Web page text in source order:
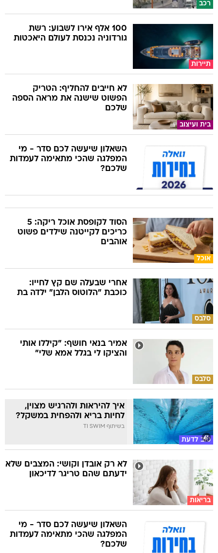
רכב
תיירות
100 אלף אירו לשבוע: רשת
גורדוניה נכנסת לעולם היאכטות
בית ועיצוב
לא חייבים להחליף: הטריק
הפשוט שישנה את מראה הספה
שלכם
השאלון שיעשה לכם סדר - מי
המפלגה שהכי מתאימה לעמדות
שלכם?
אוכל
הסוד לקופסת אוכל ריקה: 5
כריכים לקייטנה שילדים פשוט
אוהבים
סלבס
אחרי שבעלה שם קץ לחייו:
כוכבת "הלוטוס הלבן" ילדה בת
סלבס
אמיר בנאי חושף: "קיללו אותי
והציקו לי בגלל אמא שלי"
טוב לדעת
איך להיראות ולהרגיש מצוין,
לחיות בריא ולהפחית במשקל?
בשיתוף TI SWIM
בריאות
לא רק אובדן וקושי: המצבים שלא
ידעתם שהם טריגר לדיכאון
השאלון שיעשה לכם סדר - מי
המפלגה שהכי מתאימה לעמדות
שלכם?